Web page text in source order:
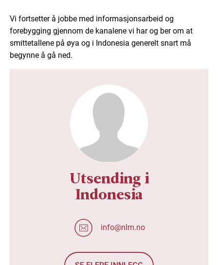
Vi fortsetter å jobbe med informasjonsarbeid og
forebygging gjennom de kanalene vi har og ber om at
smittetallene på øya og i Indonesia generelt snart må
begynne å gå ned.
Utsending i
Indonesia
info@nlm.no